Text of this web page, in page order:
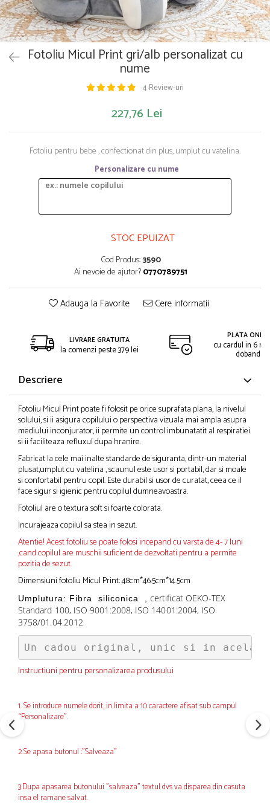
Papusi si accesorii
Trotinete
Trenulete si masinute
Unelte si bancuri de lucru
Fotoliu Micul Print gri/alb personalizat cu
nume
4 Review-uri
227,76 Lei
Fotoliu pentru bebe , confectionat din plus, umplut cu vatelina.
Personalizare cu nume
STOC EPUIZAT
Cod Produs:3590
Ai nevoie de ajutor?0770789751
Adauga la Favorite Cere informatii
LIVRARE GRATUITA
la comenzi peste 379 lei
PLATA
cu cardul in 6
dobanda
Descriere
Fotoliu Micul Print poate fi folosit pe orice suprafata plana, la nivelul
solului, si ii asigura copilului o perspectiva vizuala mai ampla asupra
mediului inconjurator, ii permite un control imbunatatit al respiratiei
si ii faciliteaza refluxul dupa hranire.
Fabricat la cele mai inalte standarde de siguranta, dintr-un material
plusat,umplut cu vatelina , scaunul este usor si portabil, dar si moale
si confortabil pentru copil. Este durabil si usor de curatat, ceea ce il
face sigur si igienic pentru copilul dumneavoastra.
Fotoliul are o textura soft si foarte colorata.
Incurajeaza copilul sa stea in sezut.
Atentie! Acest fotoliu se poate folosi incepand cu varsta de 4- 7 luni
,cand copilul are muschii suficient de dezvoltati pentru a permite
pozitia de sezut.
Dimensiuni fotoliu Micul Print: 48cm*46.5cm*14.5cm
Umplutura: Fibra siliconica
certificat OEKO-TEX
Standard 100, ISO 9001:2008, ISO 14001:2004, ISO
3758/01.04.2012
Un cadou original, unic si in
Instructiuni pentru personalizarea produsului
1. Se introduce numele dorit, in limita a 10 caractere afisat sub campul
“Personalizare”.
2.Se apasa butonul :"Salveaza"
3.Dupa apasarea butonului "salveaza" textul dvs va disparea din casuta
insa el ramane salvat.